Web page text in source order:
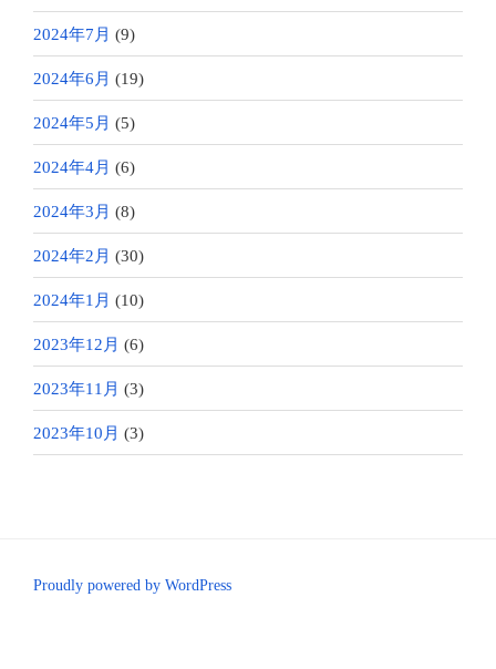
2024年7月 (9)
2024年6月 (19)
2024年5月 (5)
2024年4月 (6)
2024年3月 (8)
2024年2月 (30)
2024年1月 (10)
2023年12月 (6)
2023年11月 (3)
2023年10月 (3)
Proudly powered by WordPress